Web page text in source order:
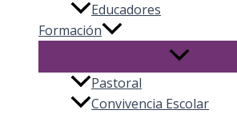
Educadores
Formación
Pastoral
Convivencia Escolar